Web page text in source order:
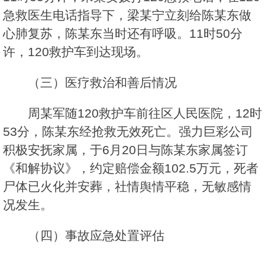
急救医生电话指导下，梁某宁立刻给陈某东做
心肺复苏，陈某东当时还有呼吸。11时50分
许，120救护车到达现场。
（三）医疗救治和善后情况
周某军随120救护车前往区人民医院，12时
53分，陈某东经抢救无效死亡。强力巨彩公司
积极安抚家属，于6月20日与陈某东家属签订
《和解协议》，约定赔偿金额102.5万元，死者
尸体已火化并安葬，社情舆情平稳，无敏感情
况发生。
（四）事故应急处置评估